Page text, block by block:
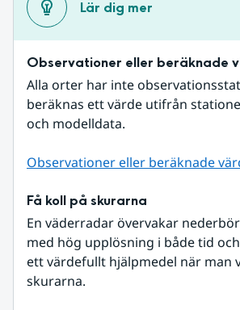
Lär dig mer
Observationer eller beräknade
Alla orter har inte
beräknas ett värde utifrån
och modelldata.
Observationer eller beräknade
Få koll på skurarna
En väderradar övervakar
med hög upplösning i både tid
ett värdefullt hjälpmedel när man
skurarna.